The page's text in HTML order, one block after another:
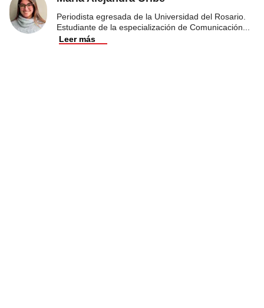
Periodista egresada de la Universidad del Rosario.
Estudiante de la especialización de Comunicación
Leer más